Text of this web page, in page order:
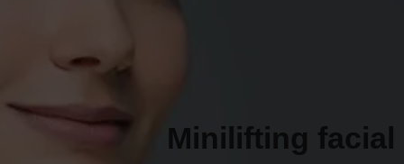
Minilifting facial